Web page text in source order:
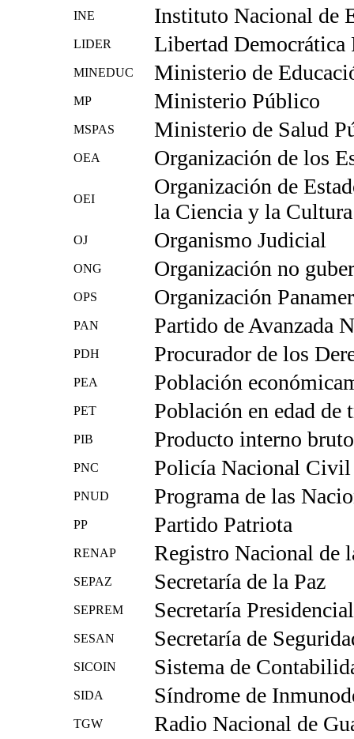
INE Instituto Nacional de
LIDER Libertad Democrática
MINEDUC Ministerio de
MP Ministerio Público
MSPAS Ministerio de Salud
OEA Organización de los
OEI
Organización de
la Ciencia y la Cultura
OJ Organismo Judicial
ONG Organización no
OPS Organización
PAN Partido de Avanzada
PDH Procurador de los
PEA Población
PET Población en edad de
PIB Producto interno bruto
PNC Policía Nacional Civil
PNUD Programa de las
PP Partido Patriota
RENAP Registro Nacional de
SEPAZ Secretaría de la Paz
SEPREM Secretaría
SESAN Secretaría de
SICOIN Sistema de
SIDA Síndrome de
TGW Radio Nacional de